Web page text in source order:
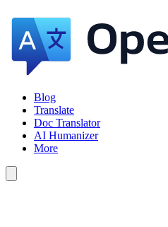
Blog
Translate
Doc Translator
AI Humanizer
More